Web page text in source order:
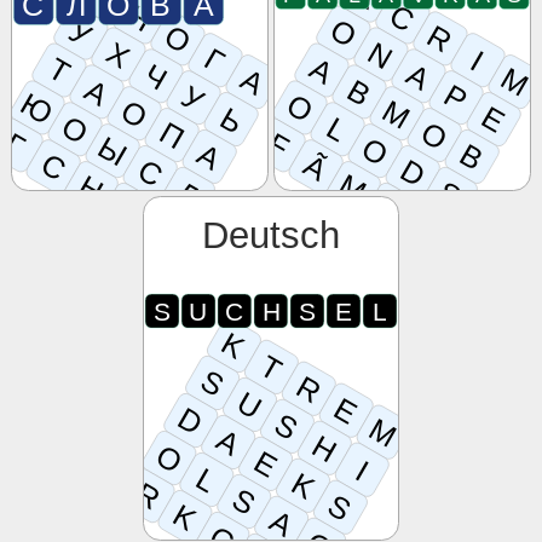
У
Т
Ю
Г
Н
Х
А
О
С
О
Ч
О
Ы
Н
Г
У
П
С
И
А
Ь
А
Д
O
A
O
F
C
N
B
L
Ã
R
A
M
O
M
I
P
O
D
A
M
E
B
S
Deutsch
K
S
D
O
R
T
U
A
L
K
R
S
E
S
E
H
K
A
M
I
S
S U C H S E L